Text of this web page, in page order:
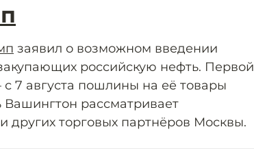
заявил о возможном введении
российскую нефть. Первой
7 августа пошлины на её товары
Вашингтон рассматривает
других торговых партнёров Москвы.